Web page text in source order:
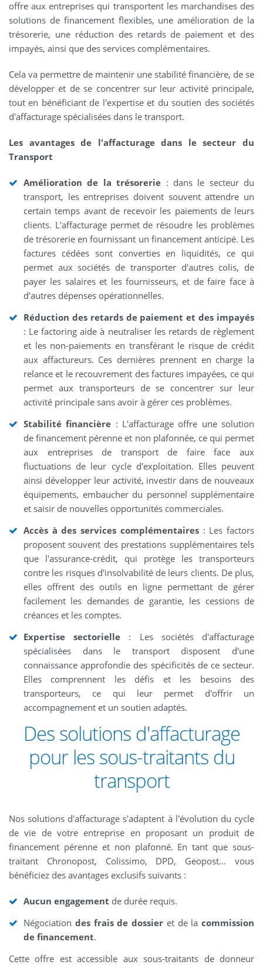
offre aux entreprises qui transportent les marchandises des
solutions de financement flexibles, une amélioration de la
trésorerie, une réduction des retards de paiement et des
impayés, ainsi que des services complémentaires.
Cela va permettre de maintenir une stabilité financière, de se
développer et de se concentrer sur leur activité principale,
tout en bénéficiant de l'expertise et du soutien des sociétés
d'affacturage spécialisées dans le transport.
Les avantages de l'affacturage dans le secteur du
Transport
Amélioration de la trésorerie : dans le secteur du
transport, les entreprises doivent souvent attendre un
certain temps avant de recevoir les paiements de leurs
clients. L'affacturage permet de résoudre les problèmes
de trésorerie en fournissant un financement anticipé. Les
factures cédées sont converties en liquidités, ce qui
permet aux sociétés de transporter d'autres colis, de
payer les salaires et les fournisseurs, et de faire face à
d'autres dépenses opérationnelles.
Réduction des retards de paiement et des impayés
: Le factoring aide à neutraliser les retards de règlement
et les non-paiements en transférant le risque de crédit
aux affactureurs. Ces dernières prennent en charge la
relance et le recouvrement des factures impayées, ce qui
permet aux transporteurs de se concentrer sur leur
activité principale sans avoir à gérer ces problèmes.
Stabilité financière : L'affacturage offre une solution
de financement pérenne et non plafonnée, ce qui permet
aux entreprises de transport de faire face aux
fluctuations de leur cycle d'exploitation. Elles peuvent
ainsi développer leur activité, investir dans de nouveaux
équipements, embaucher du personnel supplémentaire
et saisir de nouvelles opportunités commerciales.
Accès à des services complémentaires: Les factors
proposent souvent des prestations supplémentaires tels
que l'assurance-crédit, qui protège les transporteurs
contre les risques d'insolvabilité de leurs clients. De plus,
elles offrent des outils en ligne permettant de gérer
facilement les demandes de garantie, les cessions de
créances et les comptes.
Expertise sectorielle : Les sociétés d'affacturage
spécialisées dans le transport disposent d'une
connaissance approfondie des spécificités de ce secteur.
Elles comprennent les défis et les besoins des
transporteurs, ce qui leur permet d'offrir un
accompagnement et un soutien adaptés.
Des solutions d'affacturage
pour les sous-traitants du
transport
Nos solutions d'affacturage s'adaptent à l'évolution du cycle
de vie de votre entreprise en proposant un produit de
financement pérenne et non plafonné. En tant que sous-
traitant Chronopost, Colissimo, DPD, Geopost... vous
bénéficiez des avantages exclusifs suivants :
Aucun engagement de durée requis.
Négociation des frais de dossier et de la commission
de financement.
Cette offre est accessible aux sous-traitants de donneur